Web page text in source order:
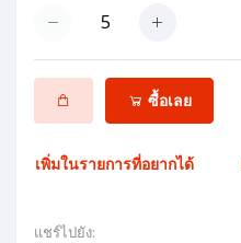
ซื้อเลย
เพิ่มในรายการที่อยากได้
แชร์ไปยัง: